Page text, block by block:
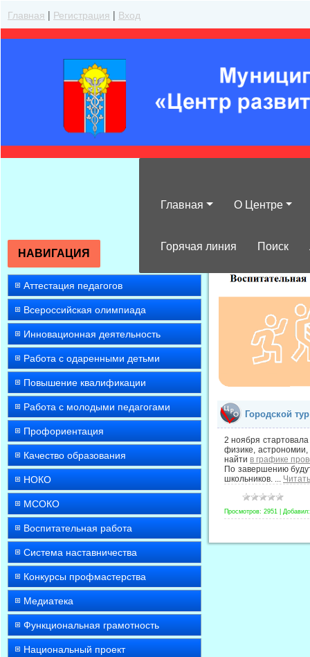
Главная | Регистрация | Вход
Главная О Центре
Горячая линия Поиск
НАВИГАЦИЯ
Аттестация педагогов
Всероссийская олимпиада
Инновационная деятельность
Работа с одаренными детьми
Повышение квалификации
Работа с молодыми педагогами
Профориентация
Качество образования
НОКО
МСОКО
Воспитательная работа
Система наставничества
Конкурсы профмастерства
Медиатека
Функциональная грамотность
Национальный проект
Городской
2 ноября
физике,
найти в графике
По завершению
школьников. ...
Просмотров: 2951 Добавил: